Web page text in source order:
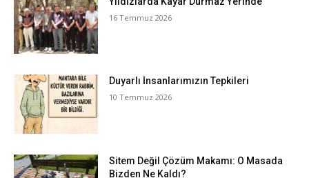
16 Temmuz 2026
Duyarlı İnsanlarımızın Tepkileri
10 Temmuz 2026
Sitem Değil Çözüm Makamı: O Masada
Bizden Ne Kaldı?